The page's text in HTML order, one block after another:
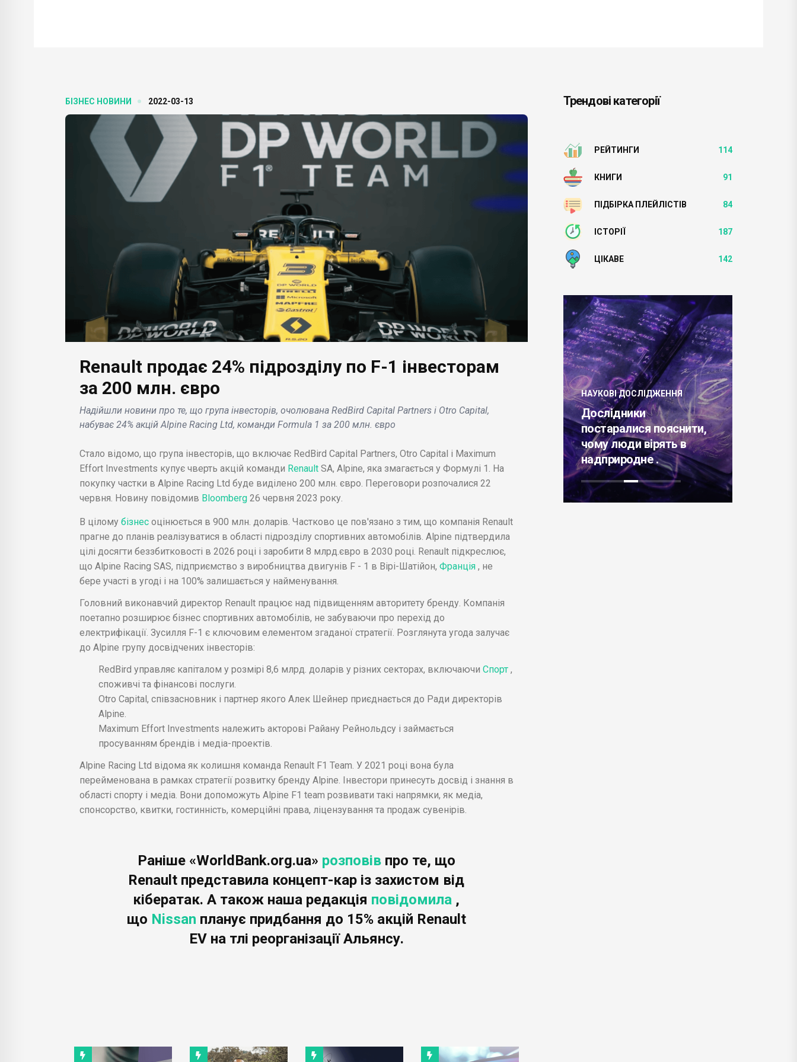
БІЗНЕС НОВИНИ 2022-03-13
Renault продає 24% підрозділу по F-1 інвесторам
за 200 млн. євро
Надійшли новини про те, що група інвесторів, очолювана RedBird Capital Partners і Otro Capital,
набуває 24% акцій Alpine Racing Ltd, команди Formula 1 за 200 млн. євро
Стало відомо, що група інвесторів, що включає RedBird Capital Partners, Otro Capital і Maximum
Effort Investments купує чверть акцій команди Renault SA, Alpine, яка змагається у Формулі 1. На
покупку частки в Alpine Racing Ltd буде виділено 200 млн. євро. Переговори розпочалися 22
червня. Новину повідомив Bloomberg 26 червня 2023 року.
В ціломубізнес оцінюється в 900 млн. доларів. Частково це пов'язано з тим, що компанія Renault
прагне до планів реалізуватися в області підрозділу спортивних автомобілів. Alpine підтвердила
цілі досягти беззбитковості в 2026 році і заробити 8 млрд.євро в 2030 році. Renault підкреслює,
що Alpine Racing SAS, підприємство з виробництва двигунів F - 1 в Вірі-Шатійон, Франція , не
бере участі в угоді і на 100% залишається у найменування.
Головний виконавчий директор Renault працює над підвищенням авторитету бренду. Компанія
поетапно розширює бізнес спортивних автомобілів, не забуваючи про перехід до
електрифікації. Зусилля F-1 є ключовим елементом згаданої стратегії. Розглянута угода залучає
до Alpine групу досвідчених інвесторів:
RedBird управляє капіталом у розмірі 8,6 млрд. доларів у різних секторах, включаючи Спорт ,
споживчі та фінансові послуги.
Otro Capital, співзасновник і партнер якого Алек Шейнер приєднається до Ради директорів
Alpine.
Maximum Effort Investments належить акторові Райану Рейнольдсу і займається
просуванням брендів і медіа-проектів.
Alpine Racing Ltd відома як колишня команда Renault F1 Team. У 2021 році вона була
перейменована в рамках стратегії розвитку бренду Alpine. Інвестори принесуть досвід і знання в
області спорту і медіа. Вони допоможуть Alpine F1 team розвивати такі напрямки, як медіа,
спонсорство, квитки, гостинність, комерційні права, ліцензування та продаж сувенірів.
Раніше «WorldBank.org.ua» розповів про те, що
Renault представила концепт-кар із захистом від
кібератак. А також наша редакція повідомила ,
що Nissan планує придбання до 15% акцій Renault
EV на тлі реорганізації Альянсу.
Трендові категорії
РЕЙТИНГИ 114
КНИГИ 91
ПІДБІРКА ПЛЕЙЛІСТІВ 84
ІСТОРІЇ 187
ЦІКАВЕ 142
Instagram офіційно
запустив розміщення
реклами в результатах
пошуку, що буде
помітно при
відповідної стрічки .
Акціонери Nissan не
визнають Renault
компанією .
Як відкрити бізнес в
закони, плюси і мінуси .
НАУКОВІ ДОСЛІДЖЕННЯ
Дослідники
постаралися пояснити,
чому люди вірять в
надприродне .